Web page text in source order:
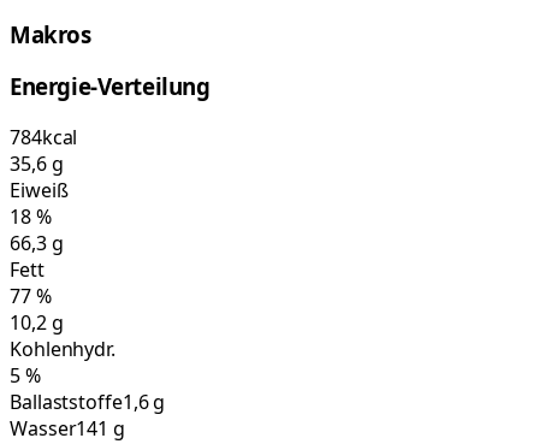
Makros
Energie-Verteilung
784kcal
35,6g
Eiweiß
18%
66,3g
Fett
77%
10,2g
Kohlenhydr.
5%
Ballaststoffe1,6 g
Wasser141 g